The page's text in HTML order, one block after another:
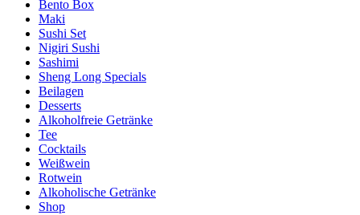
Bento Box
Maki
Sushi Set
Nigiri Sushi
Sashimi
Sheng Long Specials
Beilagen
Desserts
Alkoholfreie Getränke
Tee
Cocktails
Weißwein
Rotwein
Alkoholische Getränke
Shop